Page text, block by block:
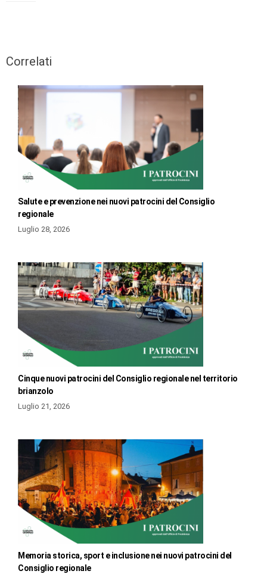
Correlati
Salute e prevenzione nei nuovi patrocini del Consiglio
regionale
Luglio 28, 2026
Cinque nuovi patrocini del Consiglio regionale nel territorio
brianzolo
Luglio 21, 2026
Memoria storica, sport e inclusione nei nuovi patrocini del
Consiglio regionale